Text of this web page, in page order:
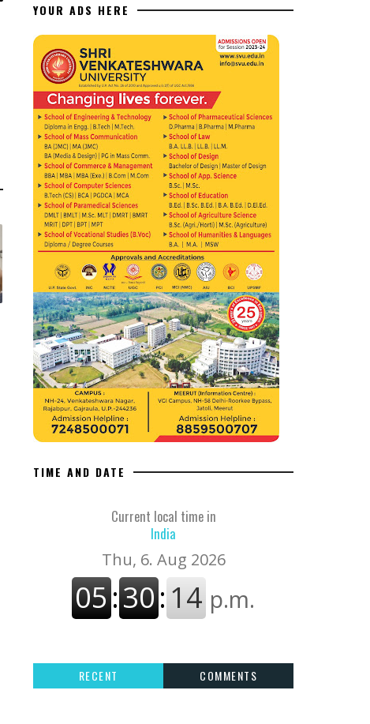
YOUR ADS HERE
TIME AND DATE
Current local time in
India
RECENT COMMENTS